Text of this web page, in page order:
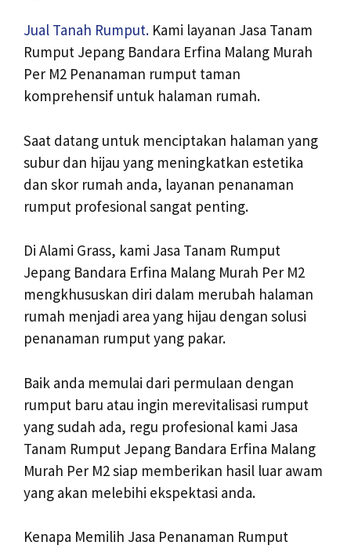
Jual Tanah Rumput. Kami layanan Jasa Tanam
Rumput Jepang Bandara Erfina Malang Murah
Per M2 Penanaman rumput taman
komprehensif untuk halaman rumah.
Saat datang untuk menciptakan halaman yang
subur dan hijau yang meningkatkan estetika
dan skor rumah anda, layanan penanaman
rumput profesional sangat penting.
Di Alami Grass, kami Jasa Tanam Rumput
Jepang Bandara Erfina Malang Murah Per M2
mengkhususkan diri dalam merubah halaman
rumah menjadi area yang hijau dengan solusi
penanaman rumput yang pakar.
Baik anda memulai dari permulaan dengan
rumput baru atau ingin merevitalisasi rumput
yang sudah ada, regu profesional kami Jasa
Tanam Rumput Jepang Bandara Erfina Malang
Murah Per M2 siap memberikan hasil luar awam
yang akan melebihi ekspektasi anda.
Kenapa Memilih Jasa Penanaman Rumput